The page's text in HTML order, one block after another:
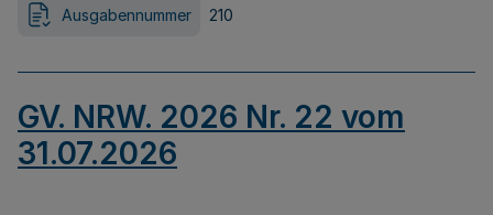
Ausgabennummer 210
GV. NRW. 2026 Nr. 22 vom
31.07.2026